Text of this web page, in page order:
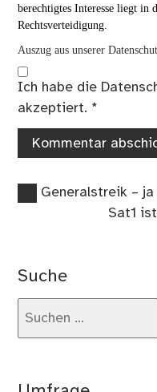
berechtigtes Interesse liegt in
Rechtsverteidigung.
Auszug aus unserer
Ich habe die
akzeptiert. *
Vorheriger
Generalstreik – ja
Sat1
Suche